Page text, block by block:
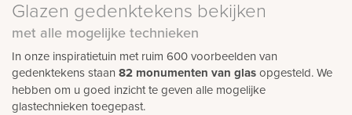
Glazen gedenktekens bekijken
met alle mogelijke technieken
In onze inspiratietuin met ruim 600 voorbeelden van
gedenktekens staan 82 monumenten van glasopgesteld. We
hebben om u goed inzicht te geven alle mogelijke
glastechnieken toegepast.